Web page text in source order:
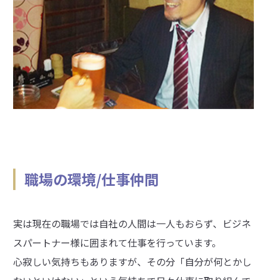
職場の環境/仕事仲間
実は現在の職場では自社の人間は一人もおらず、ビジネ
スパートナー様に囲まれて仕事を行っています。
心寂しい気持ちもありますが、その分「自分が何とかし